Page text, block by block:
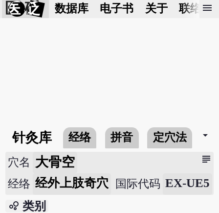
医 砭 数据库 电子书 关于 联络我
menu
针灸库 经络 拼音 定穴法 arrow_drop_down
subject
穴名 大骨空
经络 经外上肢奇穴 国际代码 EX-UE5
bubble_chart 类别